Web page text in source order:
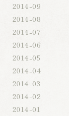
2014-09
2014-08
2014-07
2014-06
2014-05
2014-04
2014-03
2014-02
2014-01